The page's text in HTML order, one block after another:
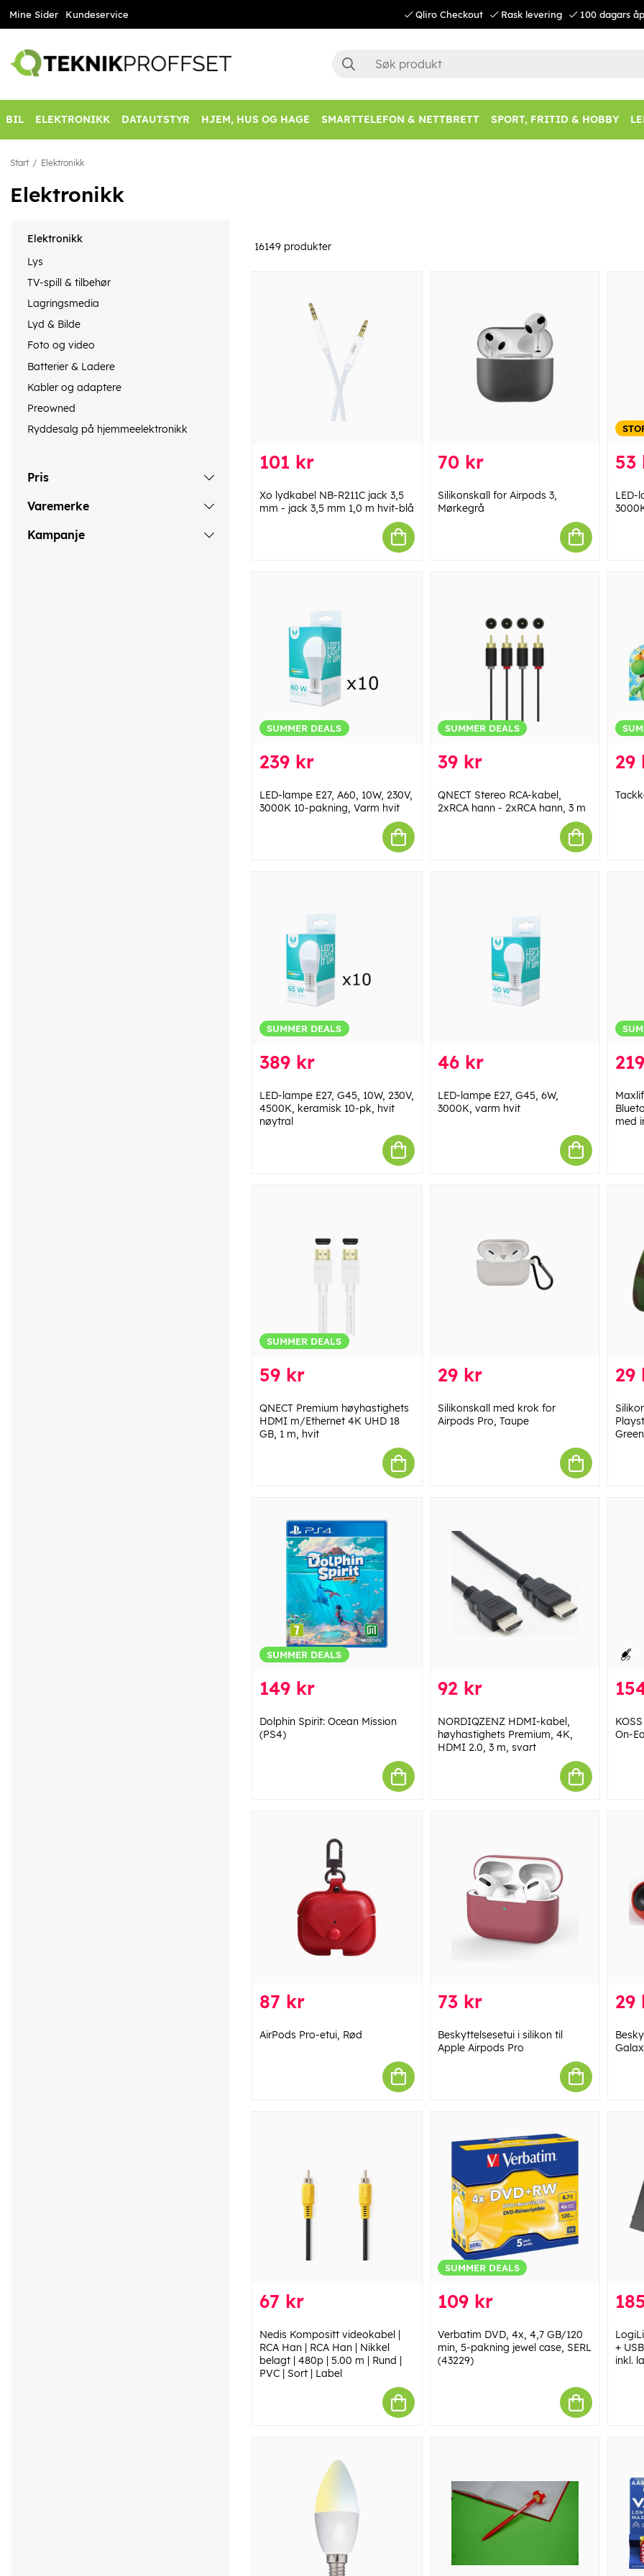
Mine Sider Kundeservice Qliro Checkout Rask levering 100 dagars
BIL ELEKTRONIKK DATAUTSTYR HJEM, HUS OG HAGE SMARTTELEFON & NETTBRETT SPORT, FRITID & HOBBY
Start Elektronikk
Elektronikk
Elektronikk
Lys
TV-spill & tilbehør
Lagringsmedia
Lyd & Bilde
Foto og video
Batterier & Ladere
Kabler og adaptere
Preowned
Ryddesalg på hjemmeelektronikk
Pris
Varemerke
Kampanje
16149 produkter
101 kr
Xo lydkabel NB-R211C jack 3,5
mm - jack 3,5 mm 1,0 m hvit-blå
70 kr
Silikonskall for Airpods 3,
Mørkegrå
53
LED-
SUMMER DEALS
239 kr
LED-lampe E27, A60, 10W, 230V,
3000K 10-pakning, Varm hvit
SUMMER DEALS
39 kr
QNECT Stereo RCA-kabel,
2xRCA hann - 2xRCA hann, 3 m
29
SUMMER DEALS
389 kr
LED-lampe E27, G45, 10W, 230V,
4500K, keramisk 10-pk, hvit
nøytral
46 kr
LED-lampe E27, G45, 6W,
3000K, varm hvit
med
SUMMER DEALS
59 kr
QNECT Premium høyhastighets
HDMI m/Ethernet 4K UHD 18
GB, 1 m, hvit
29 kr
Silikonskall med krok for
Airpods Pro, Taupe
29
SUMMER DEALS
149 kr
Dolphin Spirit: Ocean Mission
(PS4)
92 kr
NORDIQZENZ HDMI-kabel,
høyhastighets Premium, 4K,
HDMI 2.0, 3 m, svart
On-
87 kr
AirPods Pro-etui, Rød
73 kr
Beskyttelsesetui i silikon til
Apple Airpods Pro
29
67 kr
Nedis Kompositt videokabel |
RCA Han | RCA Han | Nikkel
belagt | 480p | 5.00 m | Rund |
PVC | Sort | Label
SUMMER DEALS
109 kr
Verbatim DVD, 4x, 4,7 GB/120
min, 5-pakning jewel case, SERL
(43229)
+
inkl.